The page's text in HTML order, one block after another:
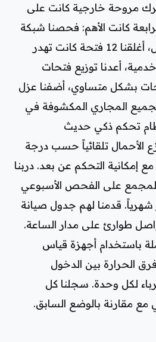
مروحة خارجية كانت على
كانت الأهم: فحصنا شبكة
المجاري الهوائية بالكامل، أغلقنا 12 فتحة كانت تهدر
أعدنا توزيع فتحات
بشكل متساوي، أضفنا عزل
5 سم لجميع المجاري المكشوفة في
تحكم ذكي حديث
الأحمال تلقائياً حسب درجة
إمكانية التحكم عن بعد. دربنا
للمجمع على الفحص الأسبوعي
شهرياً. قدمنا لهم جدول صيانة
طوارئ على مدار الساعة.
باستخدام أجهزة قياس
الحرارة بين الدخول
لكل وحدة. سجلنا كل
مع مقارنة بالوضع السابق.